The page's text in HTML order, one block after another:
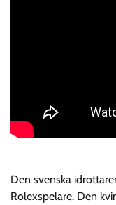
Den svenska
Rolexspelare. Den